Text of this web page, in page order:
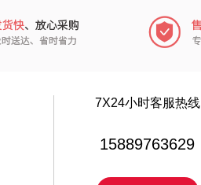
7X24小时客服热线
15889763629